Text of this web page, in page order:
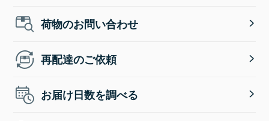
荷物のお問い合わせ
再配達のご依頼
お届け日数を調べる